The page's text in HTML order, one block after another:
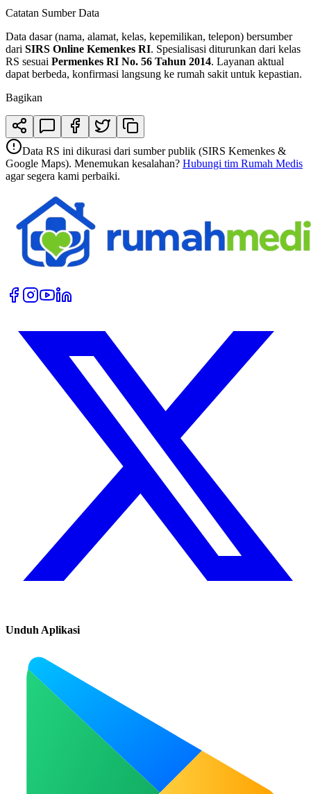
Catatan Sumber Data
Data dasar (nama, alamat, kelas, kepemilikan, telepon) bersumber
dari SIRS Online Kemenkes RI. Spesialisasi diturunkan dari kelas
RS sesuai Permenkes RI No. 56 Tahun 2014. Layanan aktual
dapat berbeda, konfirmasi langsung ke rumah sakit untuk kepastian.
Bagikan
Data RS ini dikurasi dari sumber publik (SIRS Kemenkes &
Google Maps). Menemukan kesalahan? Hubungi tim Rumah Medis
agar segera kami perbaiki.
Unduh Aplikasi